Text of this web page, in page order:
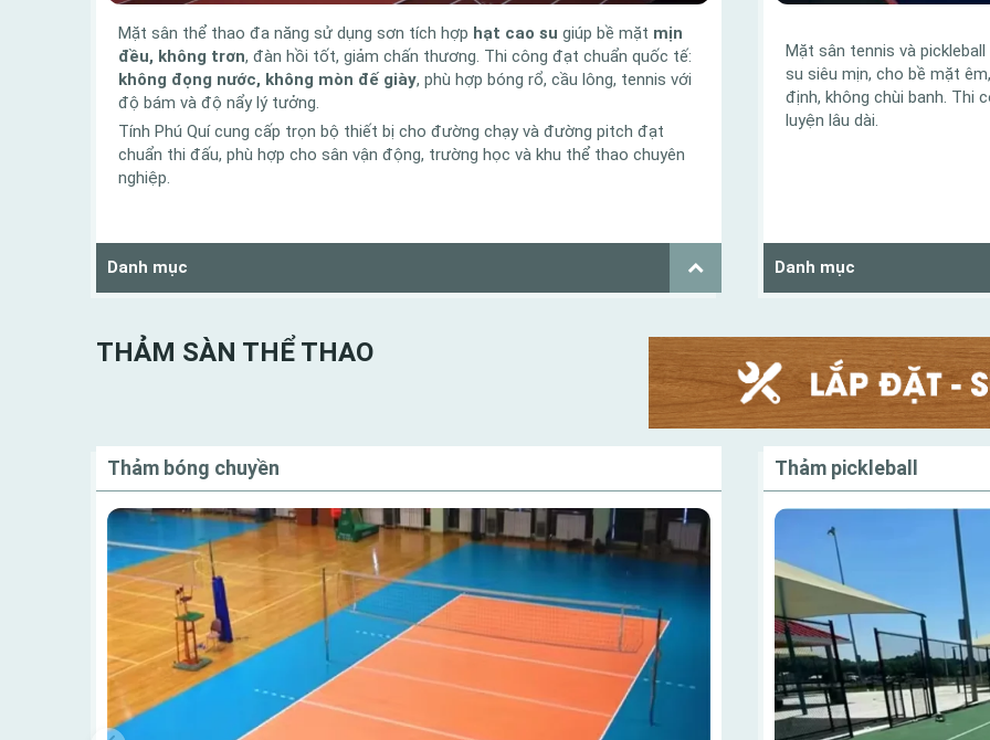
Mặt sân thể thao đa năng sử dụng sơn tích hợp hạt cao su giúp bề mặt mịn
đều, không trơn, đàn hồi tốt, giảm chấn thương. Thi công đạt chuẩn quốc tế:
không đọng nước, không mòn đế giày, phù hợp bóng rổ, cầu lông, tennis với
độ bám và độ nẩy lý tưởng.
Tính Phú Quí cung cấp trọn bộ thiết bị cho đường chạy và đường pitch đạt
chuẩn thi đấu, phù hợp cho sân vận động, trường học và khu thể thao chuyên
nghiệp.
Danh mục
Mặt sân tennis và
su siêu mịn, cho bề mặt
định, không chùi banh. Thi
luyện lâu dài.
Danh mục
THẢM SÀN THỂ THAO
Thảm bóng chuyền Thảm pickleball